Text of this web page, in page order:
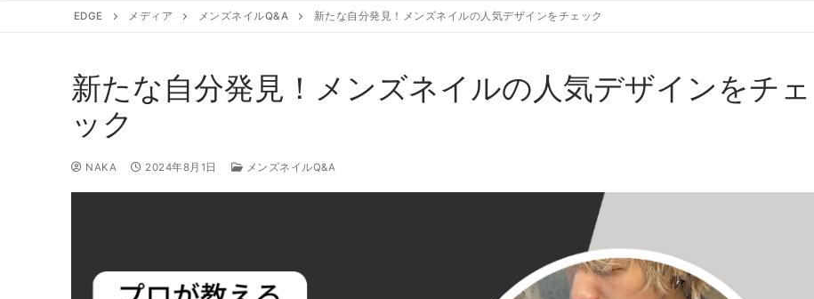
EDGE メディア メンズネイルQ&A 新たな自分発見！メンズネイルの人気デザインをチェック
新たな自分発見！メンズネイルの人気デザインをチェ
ック
NAKA 2024年8月1日 メンズネイルQ&A